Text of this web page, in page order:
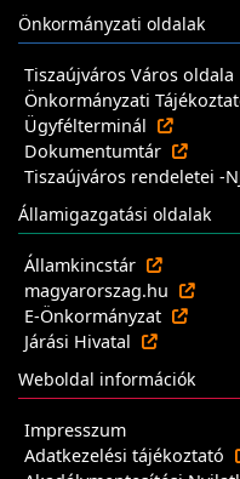
Önkormányzati oldalak
Tiszaújváros Város oldala
Önkormányzati
Ügyfélterminál
Dokumentumtár
Tiszaújváros rendeletei -
Államigazgatási oldalak
Államkincstár
magyarorszag.hu
E-Önkormányzat
Járási Hivatal
Weboldal információk
Impresszum
Adatkezelési tájékoztató